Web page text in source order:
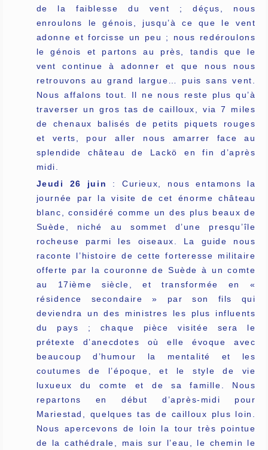
de la faiblesse du vent ; déçus, nous
enroulons le génois, jusqu’à ce que le vent
adonne et forcisse un peu ; nous redéroulons
le génois et partons au près, tandis que le
vent continue à adonner et que nous nous
retrouvons au grand largue… puis sans vent.
Nous affalons tout. Il ne nous reste plus qu’à
traverser un gros tas de cailloux, via 7 miles
de chenaux balisés de petits piquets rouges
et verts, pour aller nous amarrer face au
splendide château de Lackö en fin d’après
midi.
Jeudi 26 juin : Curieux, nous entamons la
journée par la visite de cet énorme château
blanc, considéré comme un des plus beaux de
Suède, niché au sommet d’une presqu’île
rocheuse parmi les oiseaux. La guide nous
raconte l’histoire de cette forteresse militaire
offerte par la couronne de Suède à un comte
au 17ième siècle, et transformée en «
résidence secondaire » par son fils qui
deviendra un des ministres les plus influents
du pays ; chaque pièce visitée sera le
prétexte d’anecdotes où elle évoque avec
beaucoup d’humour la mentalité et les
coutumes de l’époque, et le style de vie
luxueux du comte et de sa famille. Nous
repartons en début d’après-midi pour
Mariestad, quelques tas de cailloux plus loin.
Nous apercevons de loin la tour très pointue
de la cathédrale, mais sur l’eau, le chemin le